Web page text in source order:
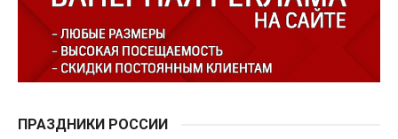
ПРАЗДНИКИ РОССИИ